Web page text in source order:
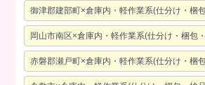
御津郡建部町×倉庫内・軽作業系(仕分け・梱
岡山市南区×倉庫内・軽作業系(仕分け・梱包
赤磐郡瀬戸町×倉庫内・軽作業系(仕分け・梱